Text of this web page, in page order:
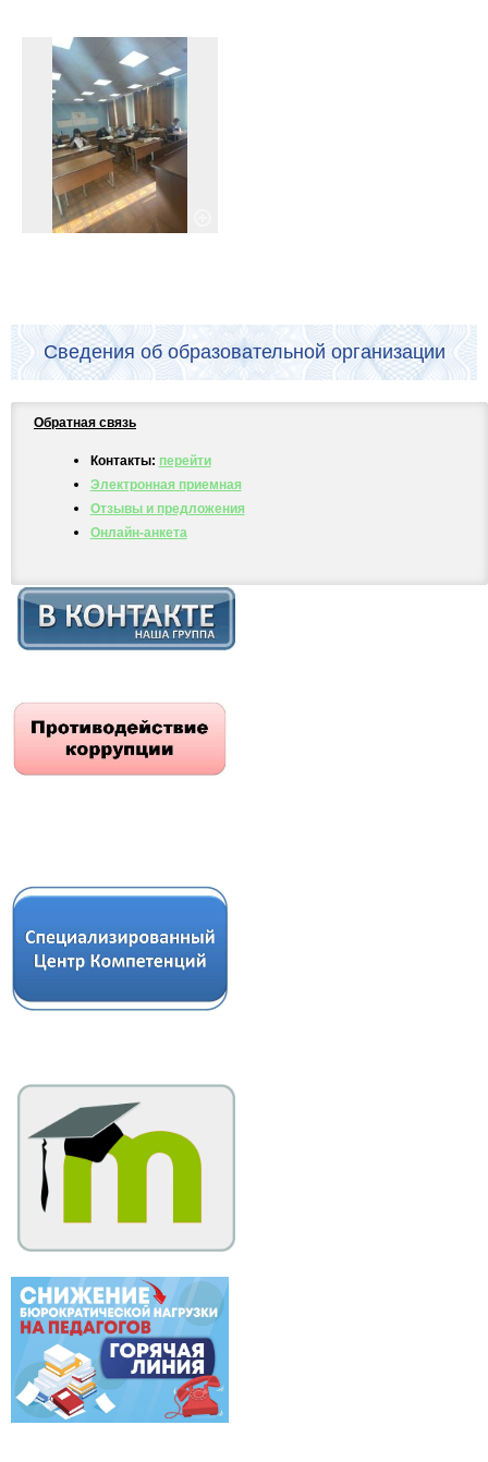
Сведения об образовательной организации
Обратная связь
Контакты: перейти
Электронная приемная
Отзывы и предложения
Онлайн-анкета